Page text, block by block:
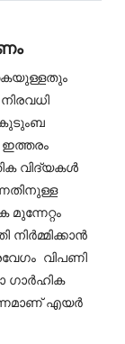
കുടുംബ
ഇത്തരം
വിദ്യകൾ
വിപണി
ഗാർഹിക
എയർ